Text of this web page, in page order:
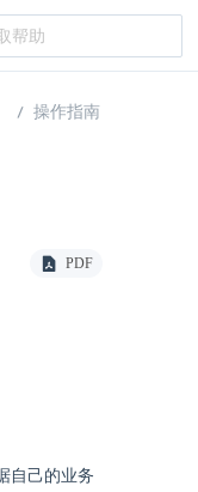
操作指南
PDF
自己的业务